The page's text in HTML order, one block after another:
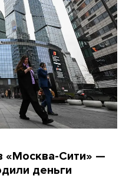
«Москва-Сити» —
деньги